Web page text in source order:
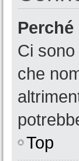
Ci
che
Top